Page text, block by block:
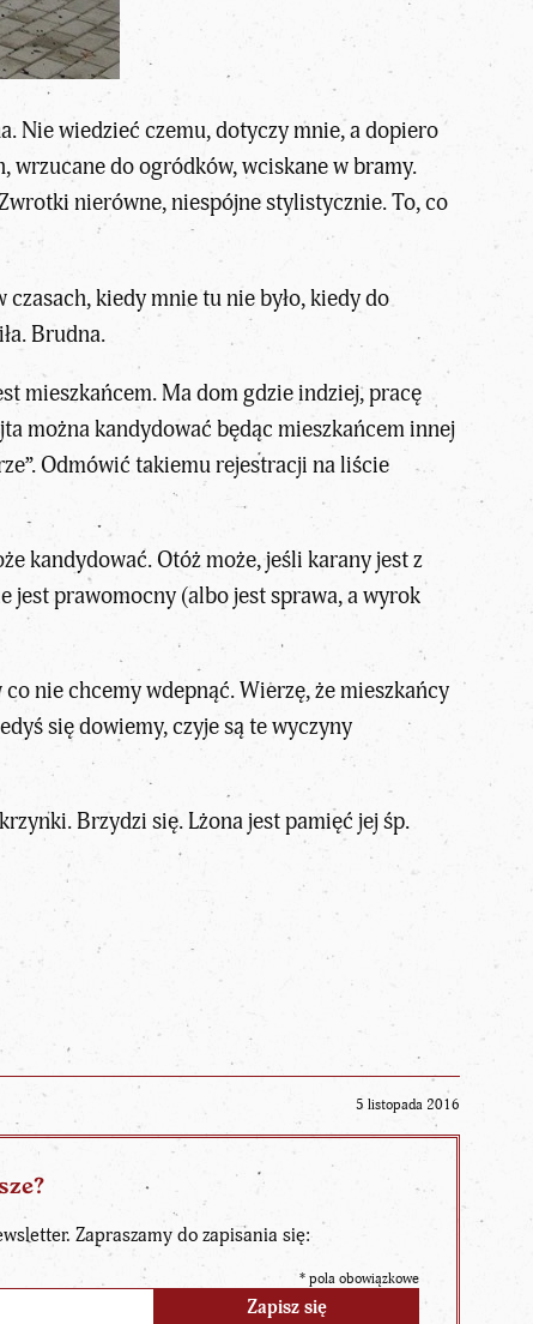
Nie wiedzieć czemu, dotyczy mnie, a dopiero
wrzucane do ogródków, wciskane w bramy.
nierówne, niespójne stylistycznie. To, co
kiedy mnie tu nie było, kiedy do
Brudna.
mieszkańcem. Ma dom gdzie indziej, pracę
można kandydować będąc mieszkańcem innej
Odmówić takiemu rejestracji na liście
kandydować. Otóż może, jeśli karany jest z
jest prawomocny (albo jest sprawa, a wyrok
nie chcemy wdepnąć. Wierzę, że mieszkańcy
się dowiemy, czyje są te wyczyny
Brzydzi się. Lżona jest pamięć jej śp.
5 listopada 2016
Zapraszamy do zapisania się:
*pola obowiązkowe